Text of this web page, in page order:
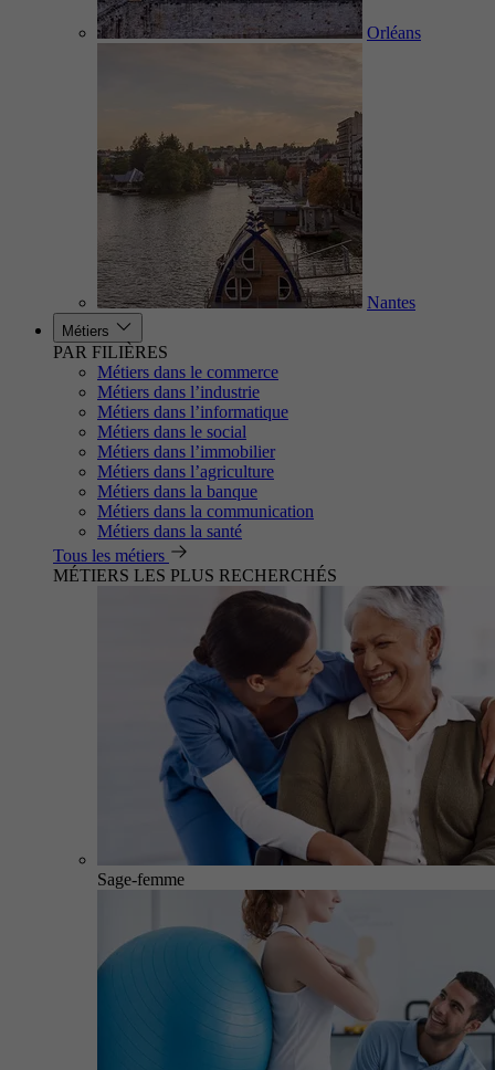
Orléans
Nantes
Métiers
PAR FILIÈRES
Métiers dans le commerce
Métiers dans l’industrie
Métiers dans l’informatique
Métiers dans le social
Métiers dans l’immobilier
Métiers dans l’agriculture
Métiers dans la banque
Métiers dans la communication
Métiers dans la santé
Tous les métiers
MÉTIERS LES PLUS RECHERCHÉS
Sage-femme